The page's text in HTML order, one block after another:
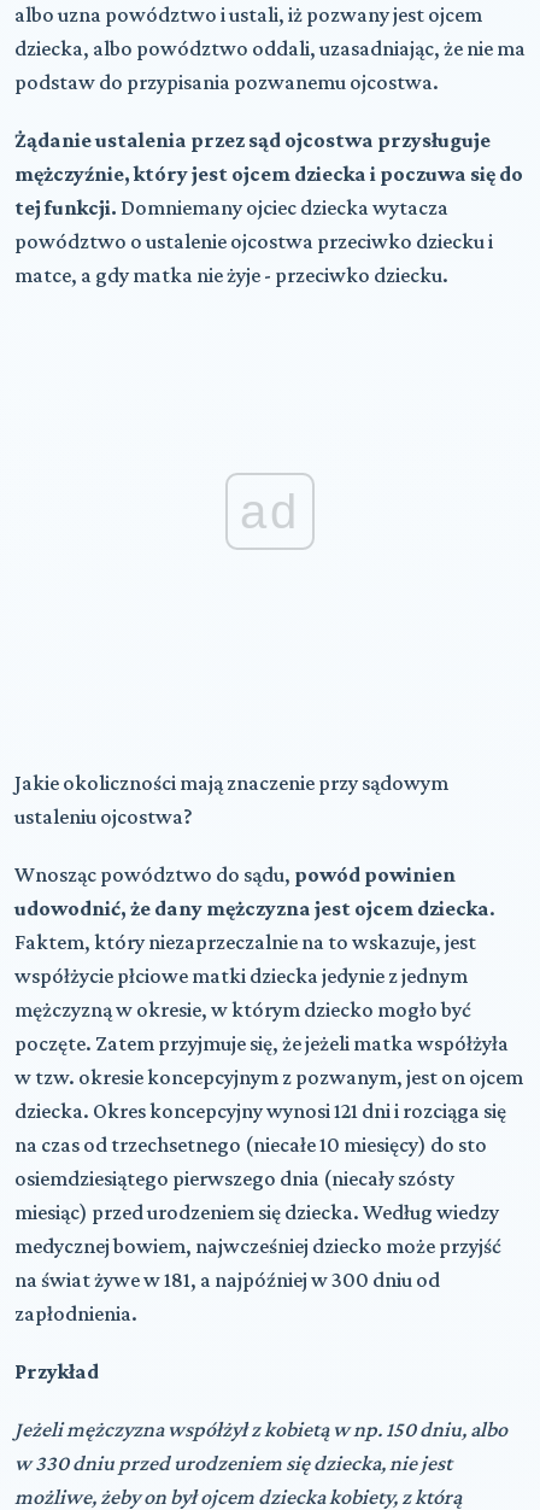
albo uzna powództwo i ustali, iż pozwany jest ojcem
dziecka, albo powództwo oddali, uzasadniając, że nie ma
podstaw do przypisania pozwanemu ojcostwa.
Żądanie ustalenia przez sąd ojcostwa przysługuje
mężczyźnie, który jest ojcem dziecka i poczuwa się do
tej funkcji. Domniemany ojciec dziecka wytacza
powództwo o ustalenie ojcostwa przeciwko dziecku i
matce, a gdy matka nie żyje - przeciwko dziecku.
ad
Jakie okoliczności mają znaczenie przy sądowym
ustaleniu ojcostwa?
Wnosząc powództwo do sądu, powód powinien
udowodnić, że dany mężczyzna jest ojcem dziecka.
Faktem, który niezaprzeczalnie na to wskazuje, jest
współżycie płciowe matki dziecka jedynie z jednym
mężczyzną w okresie, w którym dziecko mogło być
poczęte. Zatem przyjmuje się, że jeżeli matka współżyła
w tzw. okresie koncepcyjnym z pozwanym, jest on ojcem
dziecka. Okres koncepcyjny wynosi 121 dni i rozciąga się
na czas od trzechsetnego (niecałe 10 miesięcy) do sto
osiemdziesiątego pierwszego dnia (niecały szósty
miesiąc) przed urodzeniem się dziecka. Według wiedzy
medycznej bowiem, najwcześniej dziecko może przyjść
na świat żywe w 181, a najpóźniej w 300 dniu od
zapłodnienia.
Przykład
Jeżeli mężczyzna współżył z kobietą w np. 150 dniu, albo
w 330 dniu przed urodzeniem się dziecka, nie jest
możliwe, żeby on był ojcem dziecka kobiety, z którą